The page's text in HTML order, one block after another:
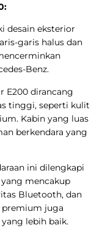
desain eksterior
garis halus dan
Benz.
E200 dirancang
tinggi, seperti kulit
Kabin yang luas
berkendara yang
ini dilengkapi
mencakup
Bluetooth, dan
premium juga
lebih baik.